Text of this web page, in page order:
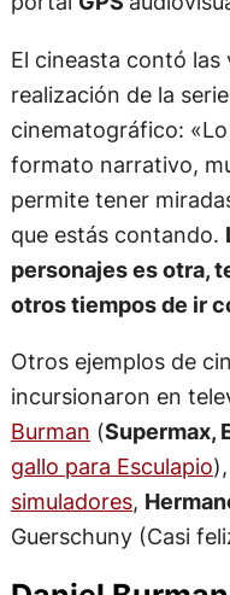
El cineasta contó las
realización de la
cinematográfico:
formato narrativo,
permite tener
que estás contando.
personajes es otra,
otros tiempos de ir
Otros ejemplos de
incursionaron en
Burman(Supermax,
gallo para Esculapio
simuladores,
Guerschuny (Casi
Daniel Burman